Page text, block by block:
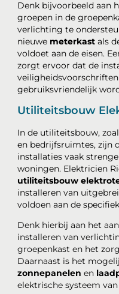
Denk bijvoorbeeld aan
groepen in de
verlichting te
nieuwe meterkast als
voldoet aan de eisen.
zorgt ervoor dat de
gebruiksvriendelijk
Utiliteitsbouw
In de utiliteitsbouw,
en bedrijfsruimtes, zijn
installaties vaak
woningen. Elektricien
utiliteitsbouw
installeren van
voldoen aan de
Denk hierbij aan het
installeren van
groepenkast en het
Daarnaast is het
zonnepanelen en
elektrische systeem